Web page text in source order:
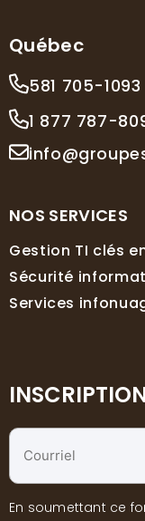
Québec
581 705-1093
1 877 787-
NOS SERVICES
Gestion TI clés
Sécurité
Services
Courriel
En soumettant ce